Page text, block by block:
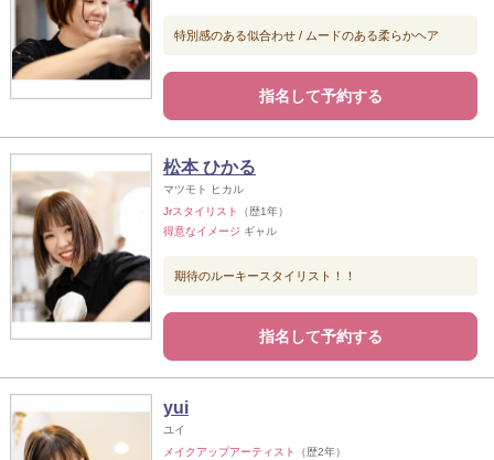
特別感のある似合わせ / ムードのある柔らかヘア
指名して予約する
松本 ひかる
マツモト ヒカル
Jrスタイリスト
（歴1年）
得意なイメージ ギャル
期待のルーキースタイリスト！！
指名して予約する
yui
ユイ
メイクアップアーティスト
（歴2年）